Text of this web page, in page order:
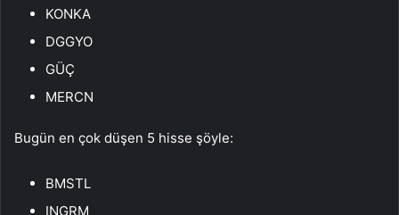
KONKA
DGGYO
GÜÇ
MERCN
Bugün en çok düşen 5 hisse şöyle:
BMSTL
INGRM